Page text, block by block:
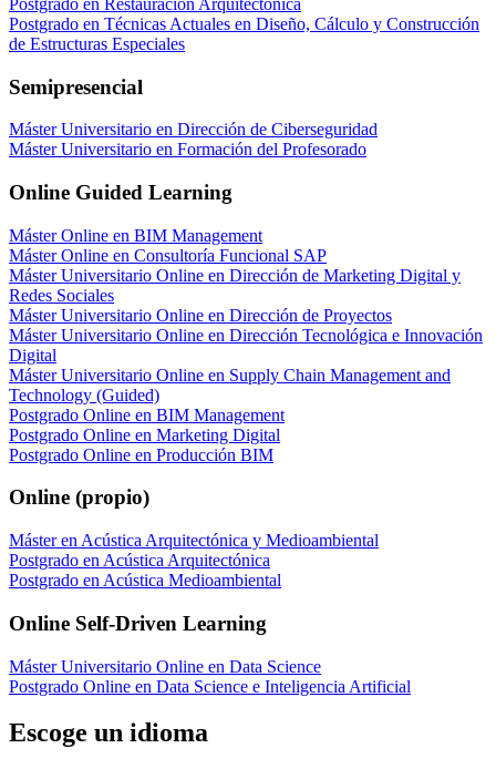
Postgrado en Técnicas Actuales en Diseño, Cálculo y Construcción
de Estructuras Especiales
Semipresencial
Máster Universitario en Dirección de Ciberseguridad
Máster Universitario en Formación del Profesorado
Online Guided Learning
Máster Online en BIM Management
Máster Online en Consultoría Funcional SAP
Máster Universitario Online en Dirección de Marketing Digital y
Redes Sociales
Máster Universitario Online en Dirección de Proyectos
Máster Universitario Online en Dirección Tecnológica e Innovación
Digital
Máster Universitario Online en Supply Chain Management and
Technology (Guided)
Postgrado Online en BIM Management
Postgrado Online en Marketing Digital
Postgrado Online en Producción BIM
Online (propio)
Máster en Acústica Arquitectónica y Medioambiental
Postgrado en Acústica Arquitectónica
Postgrado en Acústica Medioambiental
Online Self-Driven Learning
Máster Universitario Online en Data Science
Postgrado Online en Data Science e Inteligencia Artificial
Escoge un idioma